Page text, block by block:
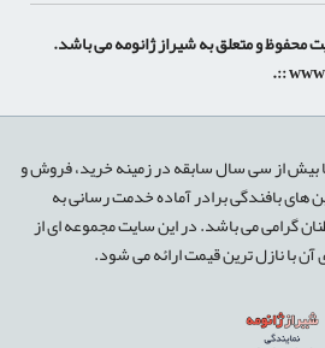
::.
از سی سال سابقه در زمینه خرید، فروش و
بافندگی برادر آماده خدمت رسانی به
می باشد. در این سایت مجموعه ای از
نازل ترین قیمت ارائه می شود.